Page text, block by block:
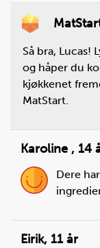
Det er også
Så bra, Lucas!
og håper du
kjøkkenet
MatStart.
Karoline , 14
Dere
Eirik, 11 år